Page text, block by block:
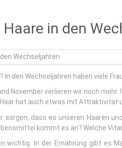
in den
den Wechseljahren haben viele
November verlieren wir noch
hat auch etwas mit Attraktivität
sorgen, dass es unseren Haaren
kommt es an? Welche
wichtig. In der Ernährung gibt es